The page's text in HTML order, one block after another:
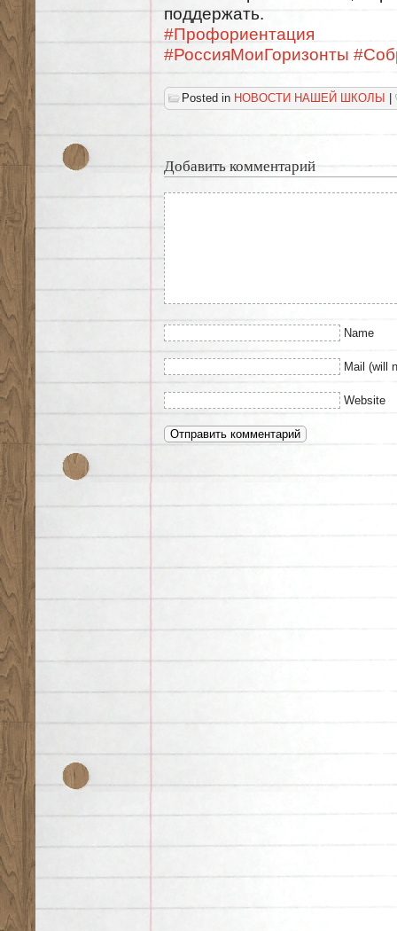
поддержать.
#Профориентация
#РоссияМоиГоризонты
Posted in НОВОСТИ НАШЕЙ ШКОЛЫ
Добавить комментарий
Name
Mail (will
Website